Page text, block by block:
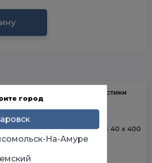
Характеристики
TUNDRA, SDS-plus, 14 х 40 x 400
город
На-Амуре